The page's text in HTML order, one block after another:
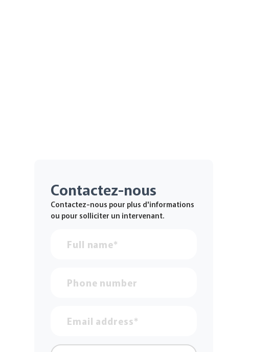
Contactez-nous
Contactez-nous pour plus d'informations
ou pour solliciter un intervenant.